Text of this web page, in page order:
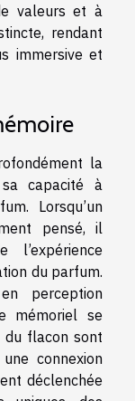
valeurs et à
rendant
immersive et
la
capacité à
Lorsqu’un
pensé, il
du parfum.
perception
mémoriel se
du flacon sont
connexion
déclenchée